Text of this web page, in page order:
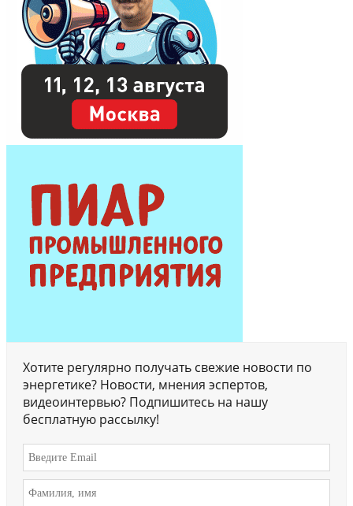
Хотите регулярно получать свежие новости по
энергетике? Новости, мнения эспертов,
видеоинтервью? Подпишитесь на нашу
бесплатную рассылку!